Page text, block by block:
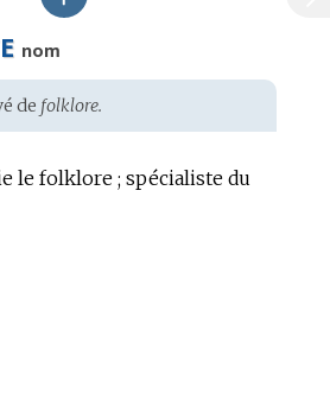
nom
de folklore.
le folklore ; spécialiste du